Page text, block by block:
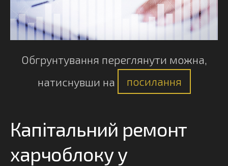
Обгрунтування переглянути можна,
натиснувши на
посилання
Капітальний ремонт
харчоблоку у